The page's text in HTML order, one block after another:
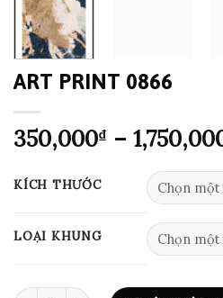
ART PRINT 0866
350,000₫ –
KÍCH THƯỚC
LOẠI KHUNG